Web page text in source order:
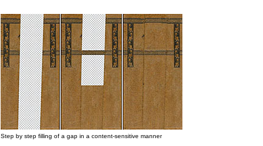
Step by step filling of a gap in a content-sensitive manner